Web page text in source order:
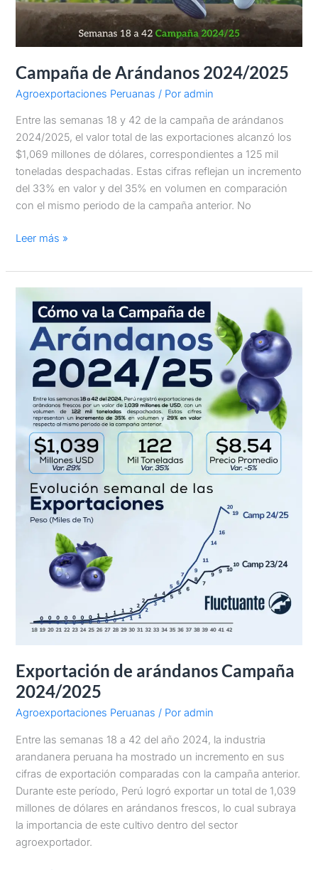
Campaña de Arándanos 2024/2025
Agroexportaciones Peruanas / Poradmin
Entre las semanas 18 y 42 de la campaña de arándanos
2024/2025, el valor total de las exportaciones alcanzó los
$1,069 millones de dólares, correspondientes a 125 mil
toneladas despachadas. Estas cifras reflejan un incremento
del 33% en valor y del 35% en volumen en comparación
con el mismo periodo de la campaña anterior. No
Leer más »
Exportación de arándanos Campaña
2024/2025
Agroexportaciones Peruanas / Poradmin
Entre las semanas 18 a 42 del año 2024, la industria
arandanera peruana ha mostrado un incremento en sus
cifras de exportación comparadas con la campaña anterior.
Durante este período, Perú logró exportar un total de 1,039
millones de dólares en arándanos frescos, lo cual subraya
la importancia de este cultivo dentro del sector
agroexportador.
arándanos
Campaña
2024/2025